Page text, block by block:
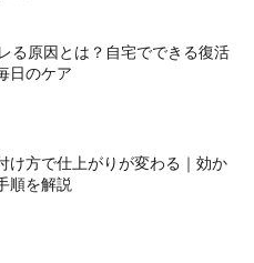
る原因とは？自宅でできる復活
日のケア
け方で仕上がりが変わる｜効か
順を解説